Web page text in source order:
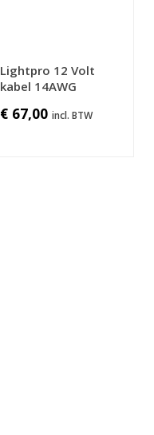
Lightpro 12 Volt
kabel 14AWG
€ 67,00